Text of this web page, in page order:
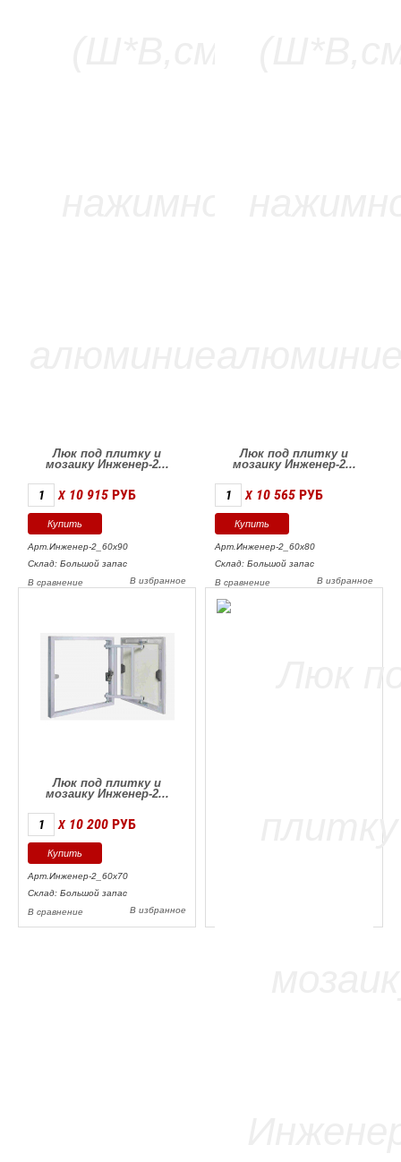
Люк под плитку и
мозаику Инженер-2...
X 10 915 РУБ
Арт.Инженер-2_60х90
Склад: Большой запас
В избранное
В сравнение
Люк под плитку и
мозаику Инженер-2...
X 10 565 РУБ
Арт.Инженер-2_60х80
Склад: Большой запас
В избранное
В сравнение
Люк под плитку и
мозаику Инженер-2...
X 10 200 РУБ
Арт.Инженер-2_60х70
Склад: Большой запас
В избранное
В сравнение